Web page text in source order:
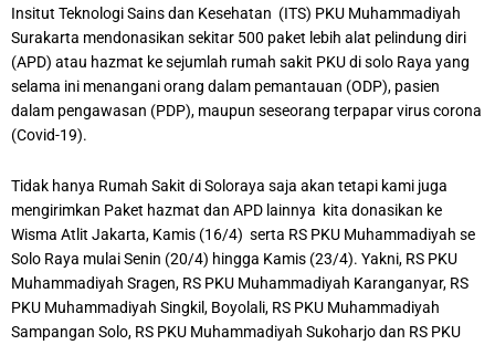
Insitut Teknologi Sains dan Kesehatan (ITS) PKU Muhammadiyah
Surakarta mendonasikan sekitar 500 paket lebih alat pelindung diri
(APD) atau hazmat ke sejumlah rumah sakit PKU di solo Raya yang
selama ini menangani orang dalam pemantauan (ODP), pasien
dalam pengawasan (PDP), maupun seseorang terpapar virus corona
(Covid-19).
Tidak hanya Rumah Sakit di Soloraya saja akan tetapi kami juga
mengirimkan Paket hazmat dan APD lainnya kita donasikan ke
Wisma Atlit Jakarta, Kamis (16/4) serta RS PKU Muhammadiyah se
Solo Raya mulai Senin (20/4) hingga Kamis (23/4). Yakni, RS PKU
Muhammadiyah Sragen, RS PKU Muhammadiyah Karanganyar, RS
PKU Muhammadiyah Singkil, Boyolali, RS PKU Muhammadiyah
Sampangan Solo, RS PKU Muhammadiyah Sukoharjo dan RS PKU